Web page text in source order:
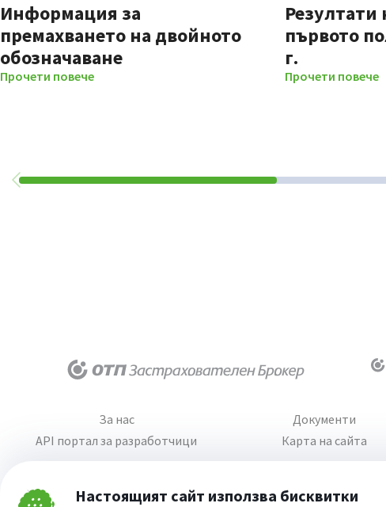
Затвори Настоящият сайт използва бисквитки
Информация за
премахването на двойното
обозначаване
Прочети повече
Резултати
първото
г.
Прочети повече
За нас
API портал за разработчици
Документи
Карта на сайта